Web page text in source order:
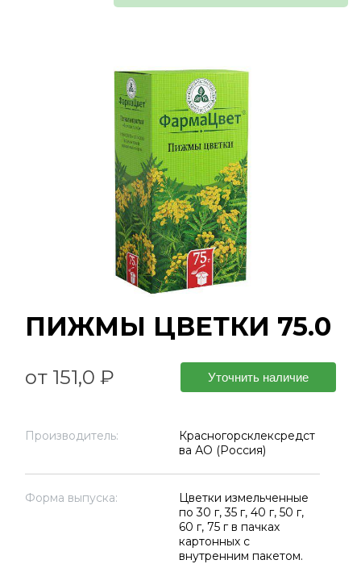
ПИЖМЫ ЦВЕТКИ 75.0
от 151,0 ₽ Уточнить наличие
Производитель:
Красногорсклексредст
ва АО (Россия)
Форма выпуска:
Цветки измельченные
по 30 г, 35 г, 40 г, 50 г,
60 г, 75 г в пачках
картонных с
внутренним пакетом.